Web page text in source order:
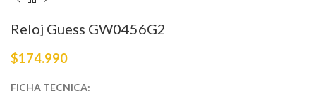
Reloj Guess GW0456G2
$174.990
FICHA TECNICA: